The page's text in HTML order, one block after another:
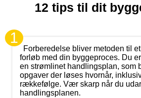
12 tips til dit
1
Forberedelse bliver metoden til
forløb med din byggeproces. Du
en strømlinet handlingsplan, som
opgaver der løses hvornår,
rækkefølge. Vær skarp når du
handlingsplanen.